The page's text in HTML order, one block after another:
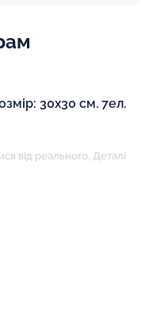
30х30 см. 7ел.
від реального. Деталі